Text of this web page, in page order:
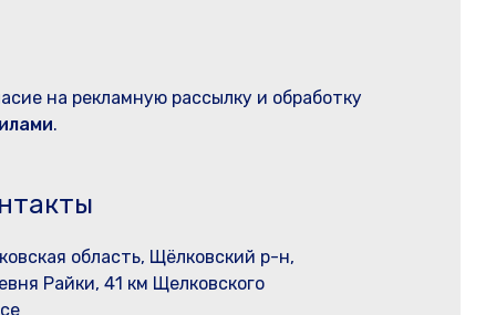
на рекламную рассылку и обработку
.
область, Щёлковский р-н,
Райки, 41 км Щелковского